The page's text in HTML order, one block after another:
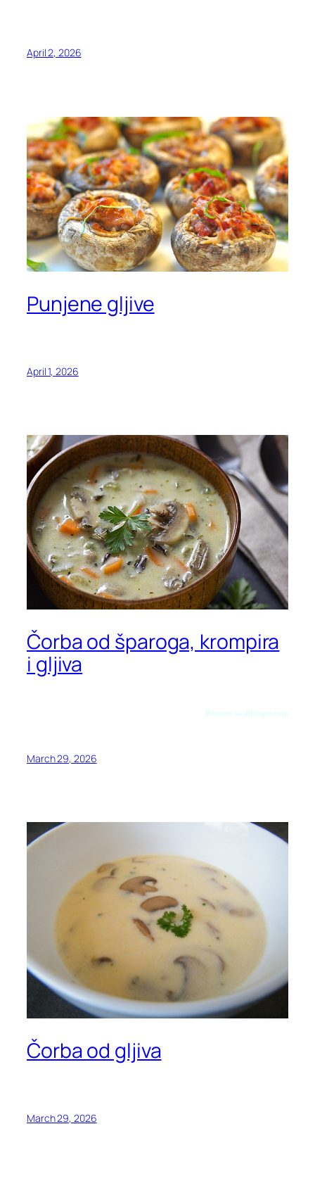
April 2, 2026
Punjene gljive
April 1, 2026
Čorba od šparoga, krompira
i gljiva
Preuzeto sa allrecipes.com
March 29, 2026
Čorba od gljiva
March 29, 2026